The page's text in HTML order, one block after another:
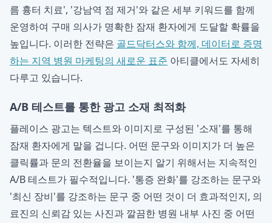
름 흉터 치료', '강남역 점 제거'와 같은 세부 키워드를 함께
운영하여 구매 의사가 명확한 잠재 환자에게 도달할 확률을
높입니다. 이러한 전략은 골드닥터스와 함께, 데이터로 증명
하는 지역 병원 마케팅의 새로운 표준 아티클에서도 자세히
다루고 있습니다.
A/B 테스트를 통한 광고 소재 최적화
플레이스 광고는 텍스트와 이미지로 구성된 '소재'를 통해
잠재 환자에게 말을 겁니다. 어떤 문구와 이미지가 더 높은
클릭률과 문의 전환율을 보이는지 알기 위해서는 지속적인
A/B 테스트가 필수적입니다. '통증 완화'를 강조하는 문구와
'최신 장비'를 강조하는 문구 중 어떤 것이 더 효과적인지, 의
료진의 신뢰감 있는 사진과 깔끔한 병원 내부 사진 중 어떤